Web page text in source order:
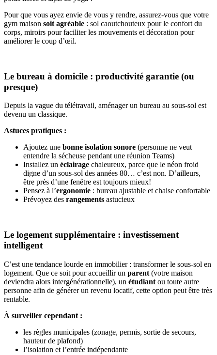
Pour que vous ayez envie de vous y rendre, assurez-vous que votre
gym maison soit agréable : sol caoutchouteux pour le confort du
corps, miroirs pour faciliter les mouvements et décoration pour
améliorer le coup d’œil.
Le bureau à domicile : productivité garantie (ou
presque)
Depuis la vague du télétravail, aménager un bureau au sous-sol est
devenu un classique.
Astuces pratiques :
Ajoutez une bonne isolation sonore (personne ne veut
entendre la sécheuse pendant une réunion Teams)
Installez un éclairage chaleureux, parce que le néon froid
digne d’un sous-sol des années 80… c’est non. D’ailleurs,
être près d’une fenêtre est toujours mieux!
Pensez à l’ergonomie : bureau ajustable et chaise confortable
Prévoyez des rangements astucieux
Le logement supplémentaire : investissement
intelligent
C’est une tendance lourde en immobilier : transformer le sous-sol en
logement. Que ce soit pour accueillir un parent (votre maison
deviendra alors intergénérationnelle), un étudiant ou toute autre
personne afin de générer un revenu locatif, cette option peut être très
rentable.
À surveiller cependant :
les règles municipales (zonage, permis, sortie de secours,
hauteur de plafond)
l’isolation et l’entrée indépendante